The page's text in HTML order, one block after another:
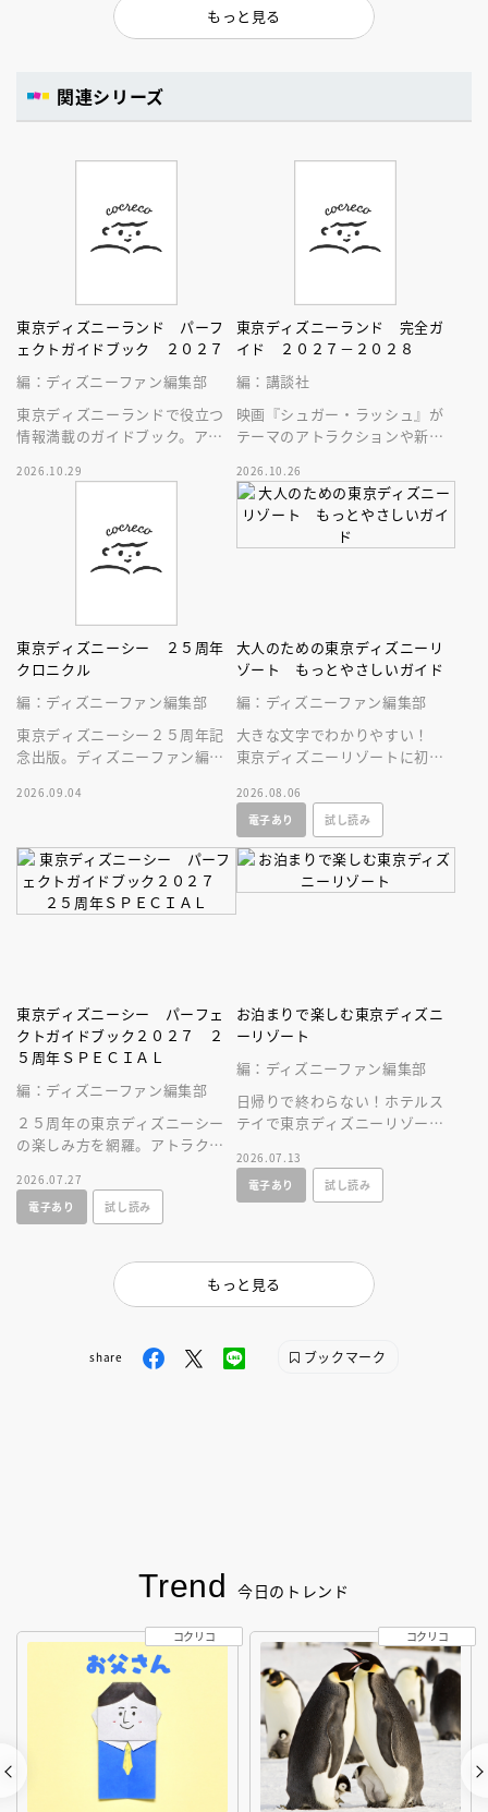
もっと見る
関連シリーズ
東京ディズニーランド パーフ
ェクトガイドブック ２０２７
編：ディズニーファン編集部
東京ディズニーランドで役立つ
情報満載のガイドブック。アト
ン、グッズまでが１冊に！
2026.10.29
東京ディズニーランド 完全ガ
イド ２０２７－２０２８
編：講談社
映画『シュガー・ラッシュ』が
テーマのアトラクションや新生
東京ディズニーランドの最新情
報をお届け！
2026.10.26
東京ディズニーシー ２５周年
クロニクル
編：ディズニーファン編集部
東京ディズニーシー２５周年記
念出版。ディズニーファン編集
したパークファン必見の２５年
2026.09.04
大人のための東京ディズニーリ
ゾート もっとやさしいガイド
編：ディズニーファン編集部
大きな文字でわかりやすい！
東京ディズニーリゾートに初め
人へ贈る、やさしいガイドブッ
ク。
2026.08.06
電子あり
試し読み
東京ディズニーシー パーフェ
クトガイドブック２０２７ ２
５周年ＳＰＥＣＩＡＬ
編：ディズニーファン編集部
２５周年の東京ディズニーシー
の楽しみ方を網羅。アトラクシ
ョップ情報に加え、使いやすい
マップつき！
2026.07.27
電子あり
試し読み
お泊まりで楽しむ東京ディズニ
ーリゾート
編：ディズニーファン編集部
日帰りで終わらない！ホテルス
テイで東京ディズニーリゾート
冊が新登場！
2026.07.13
電子あり
試し読み
もっと見る
share ブックマーク
Trend 今日のトレンド
コクリコ コクリコ